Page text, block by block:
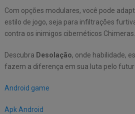
Com opções modulares, você pode
estilo de jogo, seja para infiltrações
contra os inimigos cibernéticos Chimeras.
Descubra Desolação, onde habilidade,
fazem a diferença em sua luta pelo
Android game
Apk Android